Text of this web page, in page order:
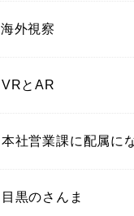
海外視察
VRとAR
本社営業課に配属に
目黒のさんま